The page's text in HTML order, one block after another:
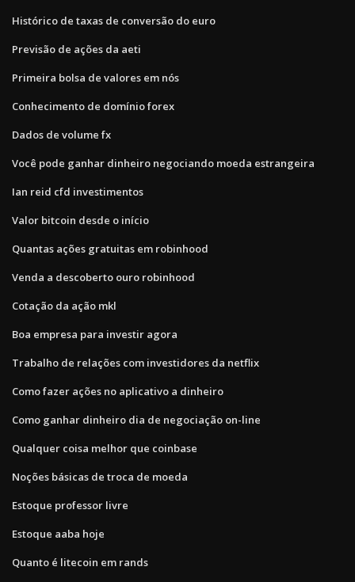
Histórico de taxas de conversão do euro
Previsão de ações da aeti
Primeira bolsa de valores em nós
Conhecimento de domínio forex
Dados de volume fx
Você pode ganhar dinheiro negociando moeda estrangeira
Ian reid cfd investimentos
Valor bitcoin desde o início
Quantas ações gratuitas em robinhood
Venda a descoberto ouro robinhood
Cotação da ação mkl
Boa empresa para investir agora
Trabalho de relações com investidores da netflix
Como fazer ações no aplicativo a dinheiro
Como ganhar dinheiro dia de negociação on-line
Qualquer coisa melhor que coinbase
Noções básicas de troca de moeda
Estoque professor livre
Estoque aaba hoje
Quanto é litecoin em rands